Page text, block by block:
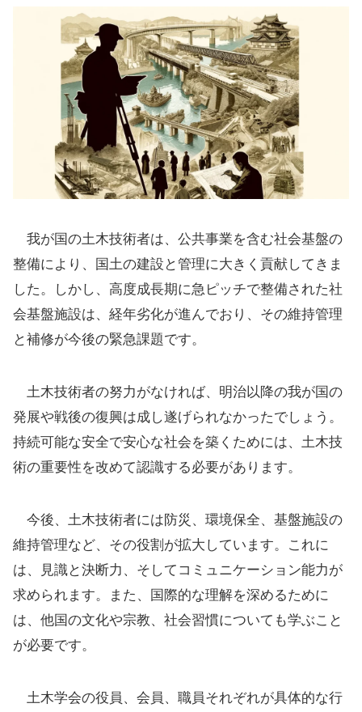
我が国の土木技術者は、公共事業を含む社会基盤の
整備により、国土の建設と管理に大きく貢献してきま
した。しかし、高度成長期に急ピッチで整備された社
会基盤施設は、経年劣化が進んでおり、その維持管理
と補修が今後の緊急課題です。
土木技術者の努力がなければ、明治以降の我が国の
発展や戦後の復興は成し遂げられなかったでしょう。
持続可能な安全で安心な社会を築くためには、土木技
術の重要性を改めて認識する必要があります。
今後、土木技術者には防災、環境保全、基盤施設の
維持管理など、その役割が拡大しています。これに
は、見識と決断力、そしてコミュニケーション能力が
求められます。また、国際的な理解を深めるために
は、他国の文化や宗教、社会習慣についても学ぶこと
が必要です。
土木学会の役員、会員、職員それぞれが具体的な行